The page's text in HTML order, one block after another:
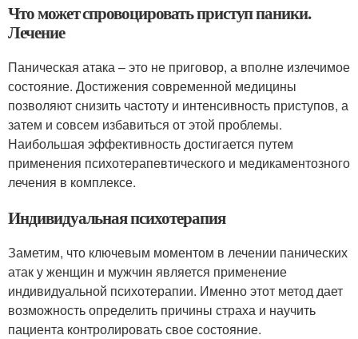
Что может спровоцировать приступ паники.
Лечение
Паническая атака – это не приговор, а вполне излечимое
состояние. Достижения современной медицины
позволяют снизить частоту и интенсивность приступов, а
затем и совсем избавиться от этой проблемы.
Наибольшая эффективность достигается путем
применения психотерапевтического и медикаментозного
лечения в комплексе.
Индивидуальная психотерапия
Заметим, что ключевым моментом в лечении панических
атак у женщин и мужчин является применение
индивидуальной психотерапии. Именно этот метод дает
возможность определить причины страха и научить
пациента контролировать свое состояние.